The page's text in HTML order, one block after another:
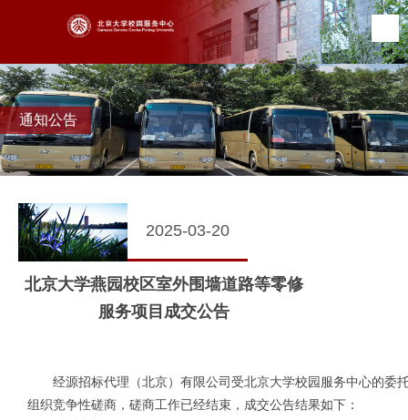
通知公告
2025-03-20
北京大学燕园校区室外围墙道路等零修
服务项目成交公告
经源招标代理（北京）有限公司受北京大学校园服务中心的委
组织竞争性磋商，磋商工作已经结束，成交公告结果如下 ：